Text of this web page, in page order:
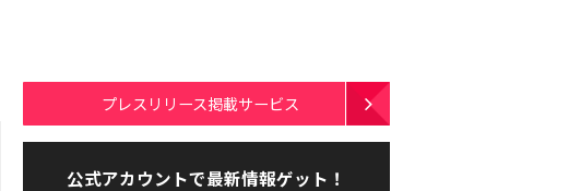
プレスリリース掲載サービス
公式アカウントで最新情報ゲット！